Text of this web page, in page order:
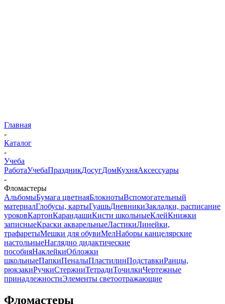
Главная
-
Каталог
-
Учеба
РаботаУчебаПраздникДосугДомКухняАксессуары
-
Фломастеры
АльбомыБумага цветнаяБлокнотыВспомогательный
материалГлобусы, картыГуашьДневникиЗакладки, расписание
уроковКартонКарандашиКисти школьныеКлейКнижки
записныеКраски акварельныеЛастикиЛинейки,
трафаретыМешки для обувиМелНаборы канцелярские
настольныеНаглядно дидактические
пособияНаклейкиОбложки
школьныеПапкиПеналыПластилинПодставкиРанцы,
рюкзакиРучкиСтержниТетрадиТочилкиЧертежные
принадлежностиЭлементы светоотражающие
Фломастеры